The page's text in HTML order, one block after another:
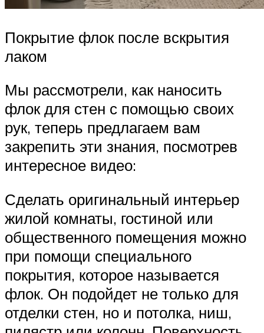
Покрытие флок после вскрытия
лаком
Мы рассмотрели, как наносить
флок для стен с помощью своих
рук, теперь предлагаем вам
закрепить эти знания, посмотрев
интересное видео:
Сделать оригинальный интерьер
жилой комнаты, гостиной или
общественного помещения можно
при помощи специального
покрытия, которое называется
флок. Он подойдет не только для
отделки стен, но и потолка, ниш,